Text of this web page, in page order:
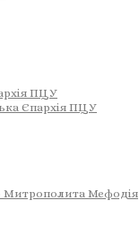
ПЦУ
Єпархія ПЦУ
Митрополита Мефодія